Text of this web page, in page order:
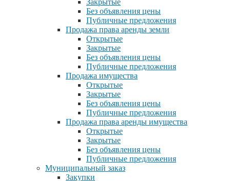
Без объявления цены
Публичные предложения
Продажа права аренды земли
Открытые
Закрытые
Без объявления цены
Публичные предложения
Продажа имущества
Открытые
Закрытые
Без объявления цены
Публичные предложения
Продажа права аренды имущества
Открытые
Закрытые
Без объявления цены
Публичные предложения
Муниципальный заказ
Закупки